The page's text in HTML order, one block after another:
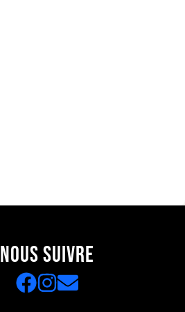
NOUS SUIVRE